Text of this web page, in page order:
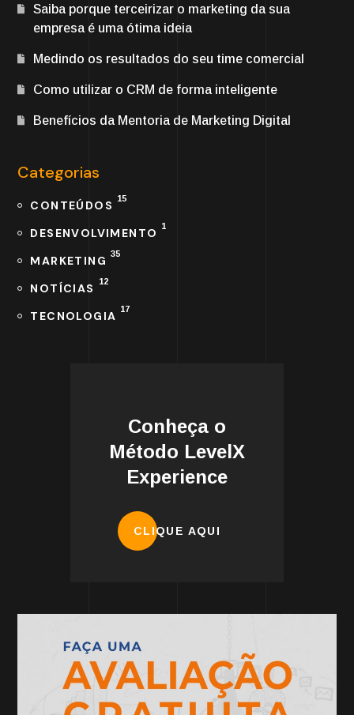
Saiba porque terceirizar o marketing da sua
empresa é uma ótima ideia
Medindo os resultados do seu time comercial
Como utilizar o CRM de forma inteligente
Benefícios da Mentoria de Marketing Digital
Categorias
CONTEÚDOS 15
DESENVOLVIMENTO 1
MARKETING 35
NOTÍCIAS 12
TECNOLOGIA 17
Conheça o
Método LevelX
Experience
CLIQUE AQUI